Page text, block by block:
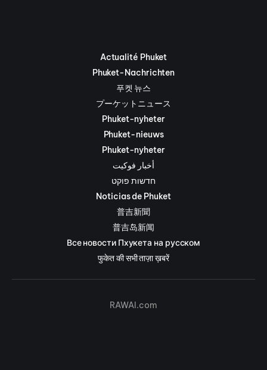
Actualité Phuket
Phuket-Nachrichten
푸켓 뉴스
プーケットニュース
Phuket-nyheter
Phuket-nieuws
Phuket-nyheter
أخبار فوكيت
חדשות פוקט
Noticias de Phuket
普吉新聞
普吉岛新闻
Все новости Пхукета на русском
फुकेत की सभी ताज़ा ख़बरें
RAWAI.com